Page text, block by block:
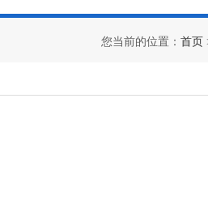
您当前的位置： 首页